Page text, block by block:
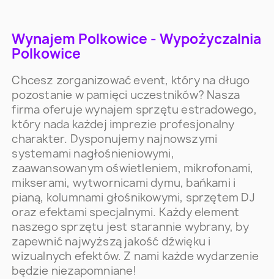
Wynajem Polkowice - Wypożyczalnia
Polkowice
Chcesz zorganizować event, który na długo
pozostanie w pamięci uczestników? Nasza
firma oferuje wynajem sprzętu estradowego,
który nada każdej imprezie profesjonalny
charakter. Dysponujemy najnowszymi
systemami nagłośnieniowymi,
zaawansowanym oświetleniem, mikrofonami,
mikserami, wytwornicami dymu, bańkami i
pianą, kolumnami głośnikowymi, sprzętem DJ
oraz efektami specjalnymi. Każdy element
naszego sprzętu jest starannie wybrany, by
zapewnić najwyższą jakość dźwięku i
wizualnych efektów. Z nami każde wydarzenie
będzie niezapomniane!